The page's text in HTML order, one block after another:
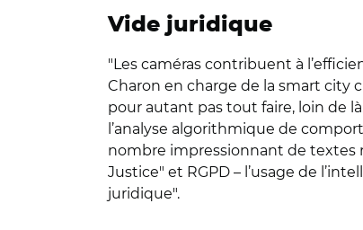
Vide juridique
"Les caméras contribuent à
Charon en charge de la smart city
pour autant pas tout faire, loin de
l’analyse algorithmique de
nombre impressionnant de textes
Justice" et RGPD – l’usage de
juridique".